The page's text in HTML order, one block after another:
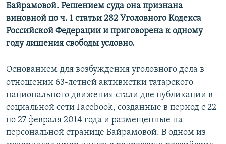
Байрамовой. Решением суда она признана
виновной по ч. 1 статьи 282 Уголовного Кодекса
Российской Федерации и приговорена к одному
году лишения свободы условно.
Основанием для возбуждения уголовного дела в
отношении 63-летней активистки татарского
национального движения стали две публикации в
социальной сети Facebook, созданные в период с 22
по 27 февраля 2014 года и размещенные на
персональной странице Байрамовой. В одном из